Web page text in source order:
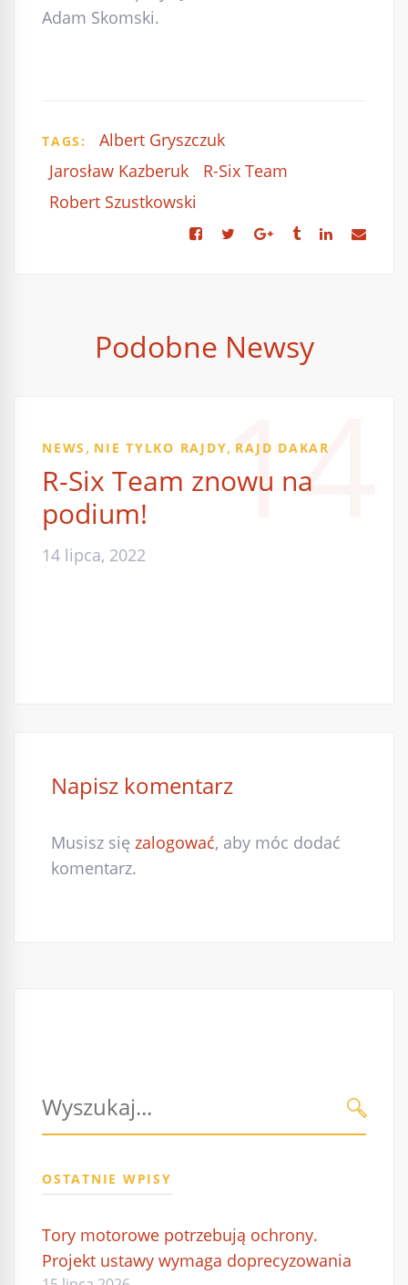
Adam Skomski.
TAGS:
Albert Gryszczuk
Jarosław Kazberuk
R-Six Team
Robert Szustkowski
Podobne Newsy
14
NEWS , NIE TYLKO RAJDY, RAJD DAKAR
R-Six Team znowu na
podium!
14 lipca, 2022
Napisz komentarz
Musisz się zalogować, aby móc dodać
komentarz.
OSTATNIE WPISY
Tory motorowe potrzebują ochrony.
Projekt ustawy wymaga doprecyzowania